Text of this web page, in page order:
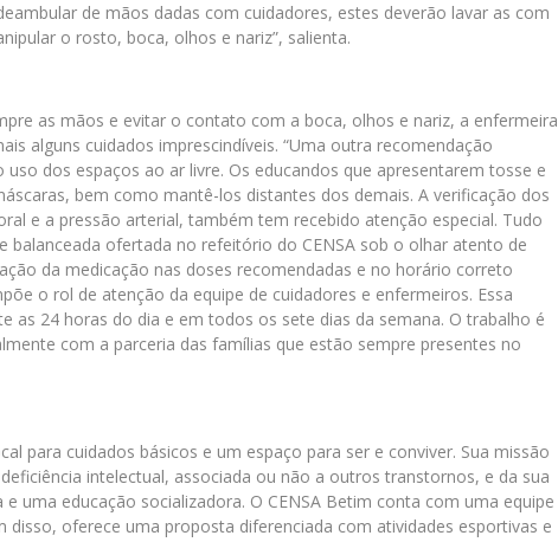
de mãos dadas com cuidadores, estes deverão lavar as com
o rosto, boca, olhos e nariz”, salienta.
as mãos e evitar o contato com a boca, olhos e nariz, a enfermeira
alguns cuidados imprescindíveis. “Uma outra recomendação
dos espaços ao ar livre. Os educandos que apresentarem tosse e
bem como mantê-los distantes dos demais. A verificação dos
e a pressão arterial, também tem recebido atenção especial. Tudo
balanceada ofertada no refeitório do CENSA sob o olhar atento de
da medicação nas doses recomendadas e no horário correto
o rol de atenção da equipe de cuidadores e enfermeiros. Essa
as 24 horas do dia e em todos os sete dias da semana. O trabalho é
com a parceria das famílias que estão sempre presentes no
para cuidados básicos e um espaço para ser e conviver. Sua missão
intelectual, associada ou não a outros transtornos, e da sua
uma educação socializadora. O CENSA Betim conta com uma equipe
disso, oferece uma proposta diferenciada com atividades esportivas e